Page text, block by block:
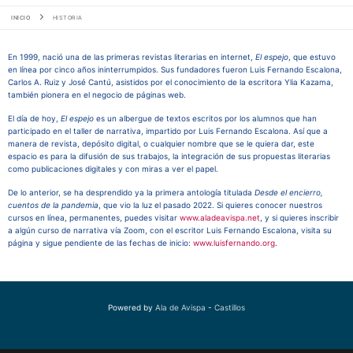
INICIO HISTORIA
En 1999, nació una de las primeras revistas literarias en internet, El espejo , que estuvo
en línea por cinco años ininterrumpidos. Sus fundadores fueron Luis Fernando Escalona,
Carlos A. Ruiz y José Cantú, asistidos por el conocimiento de la escritora Ylia Kazama,
también pionera en el negocio de páginas web.
El día de hoy, El espejo es un albergue de textos escritos por los alumnos que han
participado en el taller de narrativa, impartido por Luis Fernando Escalona. Así que a
manera de revista, depósito digital, o cualquier nombre que se le quiera dar, este
espacio es para la difusión de sus trabajos, la integración de sus propuestas literarias
como publicaciones digitales y con miras a ver el papel.
De lo anterior, se ha desprendido ya la primera antología titulada Desde el encierro,
cuentos de la pandemia, que vio la luz el pasado 2022. Si quieres conocer nuestros
cursos en línea, permanentes, puedes visitar www.aladeavispa.net, y si quieres inscribir
a algún curso de narrativa vía Zoom, con el escritor Luis Fernando Escalona, visita su
página y sigue pendiente de las fechas de inicio: www.luisfernando.org.
Powered by Ala de Avispa - Castillos